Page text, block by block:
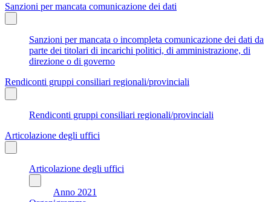
Sanzioni per mancata comunicazione dei dati
Sanzioni per mancata o incompleta comunicazione dei dati da
parte dei titolari di incarichi politici, di amministrazione, di
direzione o di governo
Rendiconti gruppi consiliari regionali/provinciali
Rendiconti gruppi consiliari regionali/provinciali
Articolazione degli uffici
Articolazione degli uffici
Anno 2021